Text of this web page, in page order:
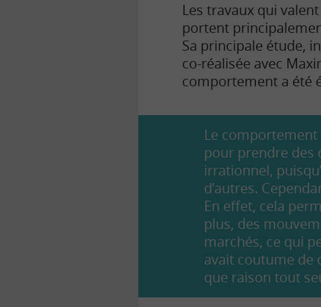
Les travaux qui
portent
Sa principale étude,
co-réalisée avec
comportement a été
Le
pour prendre des
irrationnel,
d’autres.
En effet, cela
plus, des
marchés, ce qui
avait coutume de
que raison tout